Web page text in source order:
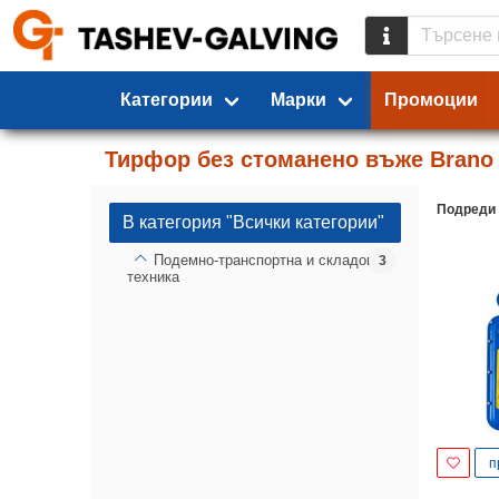
Категории Марки Промоции
Тирфор без стоманено въже Brano
В категория "Всички категории"
Подемно-транспортна и складова
техника
3
Подреди